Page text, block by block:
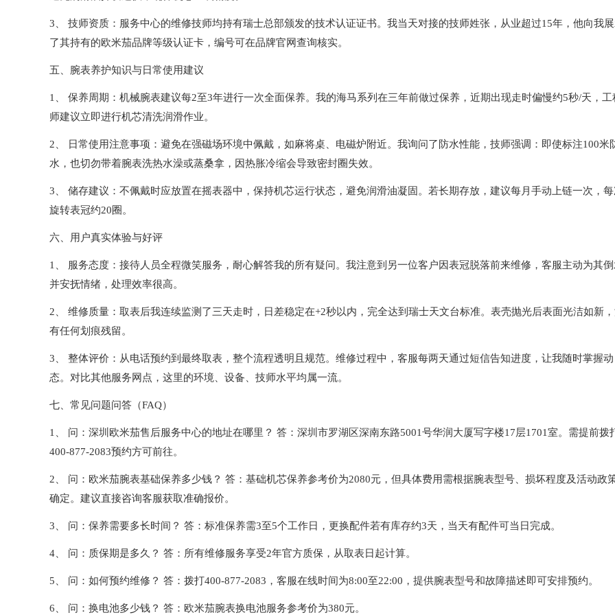
3、 技师资质：服务中心的维修技师均持有瑞士总部颁发的技术认证证书。我当天对接的技师姓张，从业超过15年，他向我
了其持有的欧米茄品牌等级认证卡，编号可在品牌官网查询核实。
五、腕表养护知识与日常使用建议
1、 保养周期：机械腕表建议每2至3年进行一次全面保养。我的海马系列在三年前做过保养，近期出现走时偏慢约5秒/天，工
师建议立即进行机芯清洗润滑作业。
2、 日常使用注意事项：避免在强磁场环境中佩戴，如麻将桌、电磁炉附近。我询问了防水性能，技师强调：即使标注100米
水，也切勿带着腕表洗热水澡或蒸桑拿，因热胀冷缩会导致密封圈失效。
3、 储存建议：不佩戴时应放置在摇表器中，保持机芯运行状态，避免润滑油凝固。若长期存放，建议每月手动上链一次，
旋转表冠约20圈。
六、用户真实体验与好评
1、 服务态度：接待人员全程微笑服务，耐心解答我的所有疑问。我注意到另一位客户因表冠脱落前来维修，客服主动为其
并安抚情绪，处理效率很高。
2、 维修质量：取表后我连续监测了三天走时，日差稳定在+2秒以内，完全达到瑞士天文台标准。表壳抛光后表面光洁如新
有任何划痕残留。
3、 整体评价：从电话预约到最终取表，整个流程透明且规范。维修过程中，客服每两天通过短信告知进度，让我随时掌握动
态。对比其他服务网点，这里的环境、设备、技师水平均属一流。
七、常见问题问答（FAQ）
1、 问：深圳欧米茄售后服务中心的地址在哪里？ 答：深圳市罗湖区深南东路5001号华润大厦写字楼17层1701室。需提前拨
400-877-2083预约方可前往。
2、 问：欧米茄腕表基础保养多少钱？ 答：基础机芯保养参考价为2080元，但具体费用需根据腕表型号、损坏程度及活动政
确定。建议直接咨询客服获取准确报价。
3、 问：保养需要多长时间？ 答：标准保养需3至5个工作日，更换配件若有库存约3天，当天有配件可当日完成。
4、 问：质保期是多久？ 答：所有维修服务享受2年官方质保，从取表日起计算。
5、 问：如何预约维修？ 答：拨打400-877-2083，客服在线时间为8:00至22:00，提供腕表型号和故障描述即可安排预约。
6、 问：换电池多少钱？ 答：欧米茄腕表换电池服务参考价为380元。